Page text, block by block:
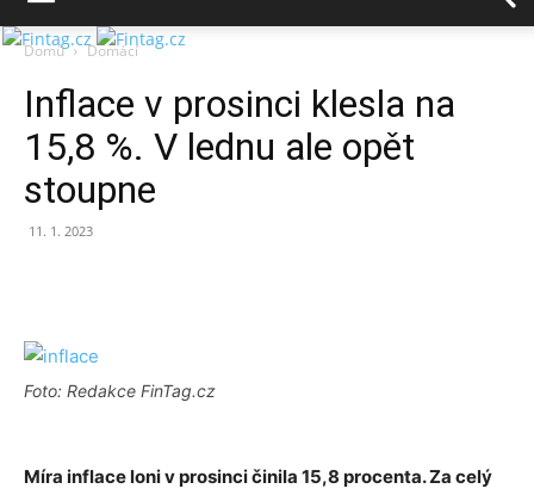
Domů Domácí
Inflace v prosinci klesla na
15,8 %. V lednu ale opět
stoupne
11. 1. 2023
Foto: Redakce FinTag.cz
Míra inflace loni v prosinci činila 15,8 procenta. Za celý